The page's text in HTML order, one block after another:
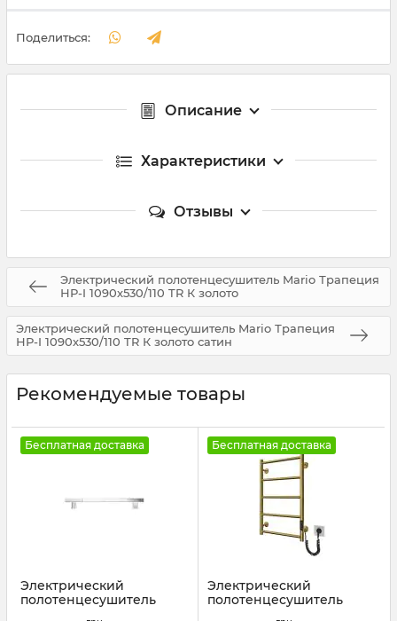
Поделиться:
Описание
Характеристики
Отзывы
Электрический полотенцесушитель Mario Трапеция
НР-I 1090х530/110 TR К золото
Электрический полотенцесушитель Mario Трапеция
НР-I 1090х530/110 TR К золото сатин
Рекомендуемые товары
Бесплатная доставка
Электрический
полотенцесушитель
Бесплатная доставка
Электрический
полотенцесушитель